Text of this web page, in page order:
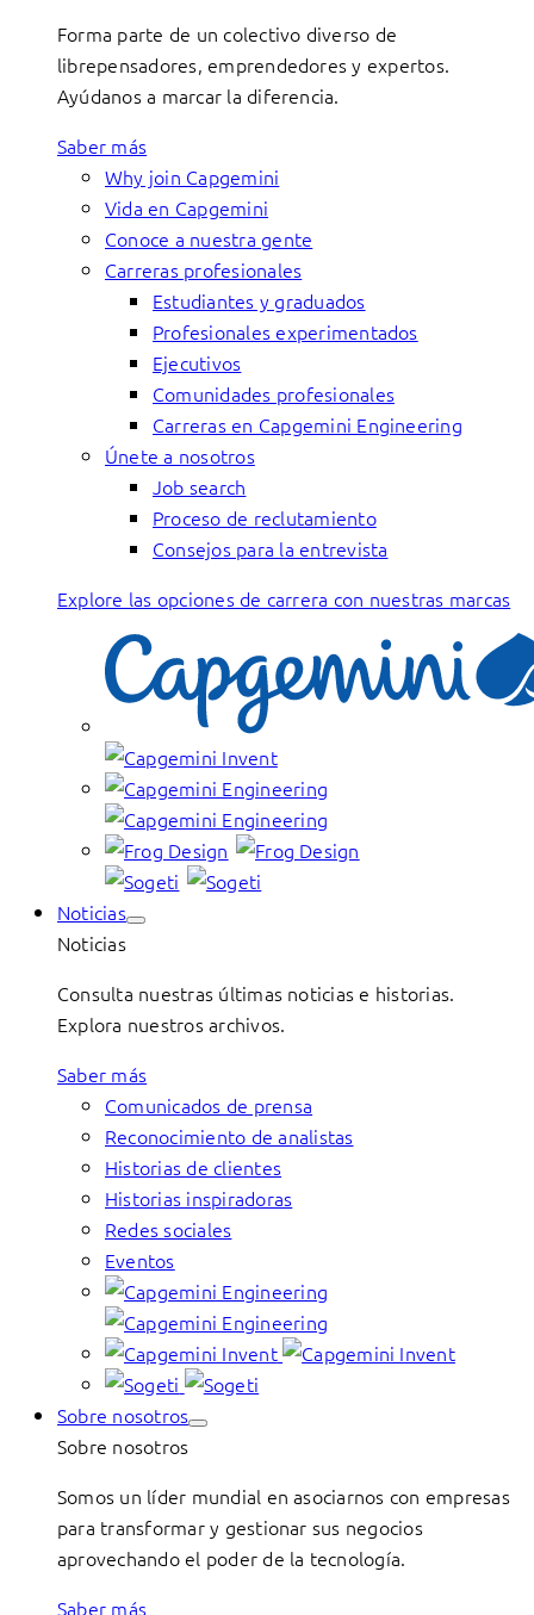
Forma parte de un colectivo diverso de
librepensadores, emprendedores y expertos.
Ayúdanos a marcar la diferencia.
Saber más
Why join Capgemini
Vida en Capgemini
Conoce a nuestra gente
Carreras profesionales
Estudiantes y graduados
Profesionales experimentados
Ejecutivos
Comunidades profesionales
Carreras en Capgemini Engineering
Únete a nosotros
Job search
Proceso de reclutamiento
Consejos para la entrevista
Explore las opciones de carrera con nuestras marcas
Noticias
Noticias
Consulta nuestras últimas noticias e historias.
Explora nuestros archivos.
Saber más
Comunicados de prensa
Reconocimiento de analistas
Historias de clientes
Historias inspiradoras
Redes sociales
Eventos
Sobre nosotros
Sobre nosotros
Somos un líder mundial en asociarnos con empresas
para transformar y gestionar sus negocios
aprovechando el poder de la tecnología.
Saber más